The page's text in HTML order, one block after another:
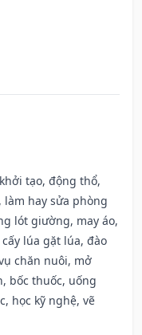
tạo, động thổ,
làm hay sửa phòng
lót giường, may áo,
lúa gặt lúa, đào
chăn nuôi, mở
bốc thuốc, uống
học kỹ nghệ, vẽ